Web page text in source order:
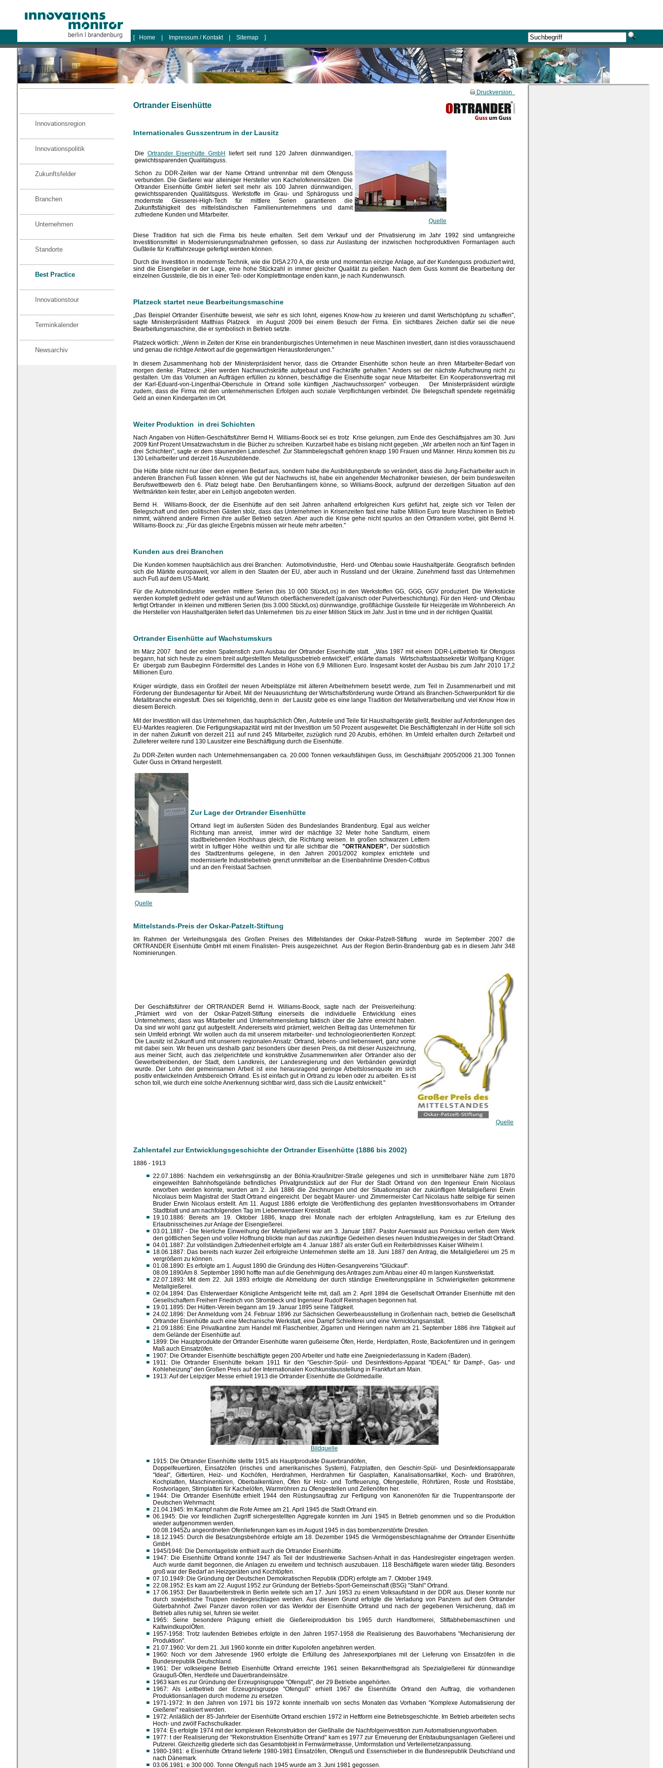
logo
[ Home Impressum / Kontakt Sitemap ]
Innovationsregion
Innovationspolitik
Zukunftsfelder
Branchen
Unternehmen
Standorte
Best Practice
Innovationstour
Terminkalender
Newsarchiv
Druckversion
Ortrander Eisenhütte
Internationales Gusszentrum in der Lausitz
Die Ortrander Eisenhütte GmbH
liefert seit rund 120 Jahren dünnwandigen,
gewichtssparenden Qualitätsguss.
Schon zu DDR-Zeiten war der Name Ortrand untrennbar mit dem Ofenguss
verbunden. Die Gießerei war alleiniger Hersteller von Kachelofeneinsätzen. Die
Ortrander Eisenhütte GmbH liefert seit mehr als 100 Jahren dünnwandigen,
gewichtssparenden Qualitätsguss. Werkstoffe im Grau- und Sphäroguss und
modernste Giesserei-High-Tech für mittlere Serien garantieren die
Zukunftsfähigkeit des mittelständischen Familienunternehmens und damit
zufriedene Kunden und Mitarbeiter.
Quelle
Diese Tradition hat sich die Firma bis heute erhalten. Seit dem Verkauf und der Privatisierung im Jahr 1992 sind umfangreiche
Investitionsmittel in Modernisierungsmaßnahmen geflossen, so dass zur Auslastung der inzwischen hochproduktiven Formanlagen auch
Gußteile für Kraftfahrzeuge gefertigt werden können.
Durch die Investition in modernste Technik, wie die DISA 270 A, die erste und momentan einzige Anlage, auf der Kundenguss produziert wird,
sind die Eisengießer in der Lage, eine hohe Stückzahl in immer gleicher Qualität zu gießen. Nach dem Guss kommt die Bearbeitung der
einzelnen Gussteile, die bis in einer Teil- oder Komplettmontage enden kann, je nach Kundenwunsch.
Platzeck startet neue Bearbeitungsmaschine
„Das Beispiel Ortrander Eisenhütte beweist, wie sehr es sich lohnt, eigenes Know-how zu kreieren und damit Wertschöpfung zu schaffen",
sagte Ministerpräsident Matthias Platzeck im August 2009 bei einem Besuch der Firma. Ein sichtbares Zeichen dafür sei die neue
Bearbeitungsmaschine, die er symbolisch in Betrieb setzte.
Platzeck wörtlich: „Wenn in Zeiten der Krise ein brandenburgisches Unternehmen in neue Maschinen investiert, dann ist dies vorausschauend
und genau die richtige Antwort auf die gegenwärtigen Herausforderungen."
In diesem Zusammenhang hob der Ministerpräsident hervor, dass die Ortrander Eisenhütte schon heute an ihren Mitarbeiter-Bedarf von
morgen denke. Platzeck: „Hier werden Nachwuchskräfte aufgebaut und Fachkräfte gehalten." Anders sei der nächste Aufschwung nicht zu
gestalten. Um das Volumen an Aufträgen erfüllen zu können, beschäftige die Eisenhütte sogar neue Mitarbeiter. Ein Kooperationsvertrag mit
der Karl-Eduard-von-Lingenthal-Oberschule in Ortrand solle künftigen „Nachwuchssorgen" vorbeugen. Der Ministerpräsident würdigte
zudem, dass die Firma mit den unternehmerischen Erfolgen auch soziale Verpflichtungen verbindet. Die Belegschaft spendete regelmäßig
Geld an einen Kindergarten im Ort.
Weiter Produktion in drei Schichten
Nach Angaben von Hütten-Geschäftsführer Bernd H. Williams-Boock sei es trotz Krise gelungen, zum Ende des Geschäftsjahres am 30. Juni
2009 fünf Prozent Umsatzwachstum in die Bücher zu schreiben. Kurzarbeit habe es bislang nicht gegeben. „Wir arbeiten noch an fünf Tagen in
drei Schichten", sagte er dem staunenden Landeschef. Zur Stammbelegschaft gehören knapp 190 Frauen und Männer. Hinzu kommen bis zu
130 Leiharbeiter und derzeit 16 Auszubildende.
Die Hütte bilde nicht nur über den eigenen Bedarf aus, sondern habe die Ausbildungsberufe so verändert, dass die Jung-Facharbeiter auch in
anderen Branchen Fuß fassen können. Wie gut der Nachwuchs ist, habe ein angehender Mechatroniker bewiesen, der beim bundesweiten
Berufswettbewerb den 6. Platz belegt habe. Den Berufsanfängern könne, so Williams-Boock, aufgrund der derzeitigen Situation auf den
Weltmärkten kein fester, aber ein Leihjob angeboten werden.
Bernd H. Williams-Boock, der die Eisenhütte auf den seit Jahren anhaltend erfolgreichen Kurs geführt hat, zeigte sich vor Teilen der
Belegschaft und den politischen Gästen stolz, dass das Unternehmen in Krisenzeiten fast eine halbe Million Euro teure Maschinen in Betrieb
nimmt, während andere Firmen ihre außer Betrieb setzen. Aber auch die Krise gehe nicht spurlos an den Ortrandern vorbei, gibt Bernd H.
Williams-Boock zu: „Für das gleiche Ergebnis müssen wir heute mehr arbeiten."
Kunden aus drei Branchen
Die Kunden kommen hauptsächlich aus drei Branchen: Automotivindustrie, Herd- und Ofenbau sowie Haushaltgeräte. Geografisch befinden
sich die Märkte europaweit, vor allem in den Staaten der EU, aber auch in Russland und der Ukraine. Zunehmend fasst das Unternehmen
auch Fuß auf dem US-Markt.
Für die Automobilindustrie werden mittlere Serien (bis 10 000 Stück/Los) in den Werkstoffen GG, GGG, GGV produziert. Die Werkstücke
werden komplett gedreht oder gefräst und auf Wunsch oberflächenveredelt (galvanisch oder Pulverbeschichtung). Für den Herd- und Ofenbau
fertigt Ortrander in kleinen und mittleren Serien (bis 3.000 Stück/Los) dünnwandige, großflächige Gussteile für Heizgeräte im Wohnbereich. An
die Hersteller von Haushaltgeräten liefert das Unternehmen bis zu einer Million Stück im Jahr. Just in time und in der richtigen Qualität.
Ortrander Eisenhütte auf Wachstumskurs
Im März 2007 fand der ersten Spatenstich zum Ausbau der Ortrander Eisenhütte statt. „Was 1987 mit einem DDR-Leitbetrieb für Ofenguss
begann, hat sich heute zu einem breit aufgestellten Metallgussbetrieb entwickelt", erklärte damals Wirtschaftsstaatssekretär Wolfgang Krüger.
Er übergab zum Baubeginn Fördermittel des Landes in Höhe von 6,9 Millionen Euro. Insgesamt kostet der Ausbau bis zum Jahr 2010 17,2
Millionen Euro.
Krüger würdigte, dass ein Großteil der neuen Arbeitsplätze mit älteren Arbeitnehmern besetzt werde, zum Teil in Zusammenarbeit und mit
Förderung der Bundesagentur für Arbeit. Mit der Neuausrichtung der Wirtschaftsförderung wurde Ortrand als Branchen-Schwerpunktort für die
Metallbranche eingestuft. Dies sei folgerichtig, denn in der Lausitz gebe es eine lange Tradition der Metallverarbeitung und viel Know How in
diesem Bereich.
Mit der Investition will das Unternehmen, das hauptsächlich Öfen, Autoteile und Teile für Haushaltsgeräte gießt, flexibler auf Anforderungen des
EU-Marktes reagieren. Die Fertigungskapazität wird mit der Investition um 50 Prozent ausgeweitet. Die Beschäftigtenzahl in der Hütte soll sich
in der nahen Zukunft von derzeit 211 auf rund 245 Mitarbeiter, zuzüglich rund 20 Azubis, erhöhen. Im Umfeld erhalten durch Zeitarbeit und
Zulieferer weitere rund 130 Lausitzer eine Beschäftigung durch die Eisenhütte.
Zu DDR-Zeiten wurden nach Unternehmensangaben ca. 20.000 Tonnen verkaufsfähigen Guss, im Geschäftsjahr 2005/2006 21.300 Tonnen
Guter Guss in Ortrand hergestellt.
Quelle
Zur Lage der Ortrander Eisenhütte
Ortrand liegt im äußersten Süden des Bundeslandes Brandenburg. Egal aus welcher
Richtung man anreist, immer wird der mächtige 32 Meter hohe Sandturm, einem
stadtbelebenden Hochhaus gleich, die Richtung weisen. In großen schwarzen Lettern
wirbt in luftiger Höhe weithin und für alle sichtbar die"ORTRANDER". Der südöstlich
des Stadtzentrums gelegene, in den Jahren 2001/2002 komplex errichtete und
modernisierte Industriebetrieb grenzt unmittelbar an die Eisenbahnlinie Dresden-Cottbus
und an den Freistaat Sachsen.
Mittelstands-Preis der Oskar-Patzelt-Stiftung
Im Rahmen der Verleihungsgala des Großen Preises des Mittelstandes der Oskar-Patzelt-Stiftung wurde im September 2007 die
ORTRANDER Eisenhütte GmbH mit einem Finalisten- Preis ausgezeichnet. Aus der Region Berlin-Brandenburg gab es in diesem Jahr 348
Nominierungen.
Der Geschäftsführer der ORTRANDER Bernd H. Williams-Boock, sagte nach der Preisverleihung:
„Prämiert wird von der Oskar-Patzelt-Stiftung einerseits die individuelle Entwicklung eines
Unternehmens; dass was Mitarbeiter und Unternehmensleitung faktisch über die Jahre erreicht haben.
Da sind wir wohl ganz gut aufgestellt. Andererseits wird prämiert, welchen Beitrag das Unternehmen für
sein Umfeld erbringt. Wir wollen auch da mit unserem mitarbeiter- und technologieorientierten Konzept:
Die Lausitz ist Zukunft und mit unserem regionalen Ansatz: Ortrand, lebens- und liebenswert, ganz vorne
mit dabei sein. Wir freuen uns deshalb ganz besonders über diesen Preis, da mit dieser Auszeichnung,
aus meiner Sicht, auch das zielgerichtete und konstruktive Zusammenwirken aller Ortrander also der
Gewerbetreibenden, der Stadt, dem Landkreis, der Landesregierung und den Verbänden gewürdigt
wurde. Der Lohn der gemeinsamen Arbeit ist eine herausragend geringe Arbeitslosenquote im sich
positiv entwickelnden Amtsbereich Ortrand. Es ist einfach gut in Ortrand zu leben oder zu arbeiten. Es ist
schon toll, wie durch eine solche Anerkennung sichtbar wird, dass sich die Lausitz entwickelt."
Quelle
Zahlentafel zur Entwicklungsgeschichte der Ortrander Eisenhütte (1886 bis 2002)
1886 - 1913
22.07.1886: Nachdem ein verkehrsgünstig an der Böhla-Kraußnitzer-Straße gelegenes und sich in unmittelbarer Nähe zum 1870
eingeweihten Bahnhofsgelände befindliches Privatgrundstück auf der Flur der Stadt Ortrand von den Ingenieur Erwin Nicolaus
erworben werden konnte, wurden am 2. Juli 1886 die Zeichnungen und der Situationsplan der zukünftigen Metallgießerei Erwin
Nicolaus beim Magistrat der Stadt Ortrand eingereicht. Der begabt Maurer- und Zimmermeister Carl Nicolaus hatte selbige für seinen
Bruder Erwin Nicolaus erstellt. Am 11. August 1886 erfolgte die Veröffentlichung des geplanten Investitionsvorhabens im Ortrander
Stadtblatt und am nachfolgenden Tag im Liebenwerdaer Kreisblatt.
19.10.1886: Bereits am 19. Oktober 1886, knapp drei Monate nach der erfolgten Antragstellung, kam es zur Erteilung des
Erlaubnisscheines zur Anlage der Eisengießerei.
03.01.1887 - Die feierliche Einweihung der Metallgießerei war am 3. Januar 1887. Pastor Auerswald aus Ponickau verlieh dem Werk
den göttlichen Segen und voller Hoffnung blickte man auf das zukünftige Gedeihen dieses neuen Industriezweiges in der Stadt Ortrand.
04.01.1887: Zur vollständigen Zufriedenheit erfolgte am 4. Januar 1887 als erster Guß ein Reiterbildnisses Kaiser Wilhelm I.
18.06.1887: Das bereits nach kurzer Zeit erfolgreiche Unternehmen stellte am 18. Juni 1887 den Antrag, die Metallgießerei um 25 m
vergrößern zu können.
01.08.1890: Es erfolgte am 1. August 1890 die Gründung des Hütten-Gesangvereins "Glückauf".
08.09.1890Am 8. September 1890 hoffte man auf die Genehmigung des Antrages zum Anbau einer 40 m langen Kunstwerkstatt.
22.07.1893: Mit dem 22. Juli 1893 erfolgte die Abmeldung der durch ständige Erweiterungspläne in Schwierigkeiten gekommene
Metallgießerei.
02.04.1894: Das Elsterwerdaer Königliche Amtsgericht teilte mit, daß am 2. April 1894 die Gesellschaft Ortrander Eisenhütte mit den
Gesellschaftern Freiherr Friedrich von Strombeck und Ingenieur Rudolf Reinshagen begonnen hat.
19.01.1895: Der Hütten-Verein begann am 19. Januar 1895 seine Tätigkeit.
24.02.1896: Der Anmeldung vom 24. Februar 1896 zur Sächsichen Gewerbeausstellung in Großenhain nach, betrieb die Gesellschaft
Ortrander Eisenhütte auch eine Mechanische Werkstatt, eine Dampf Schleiferei und eine Vernicklungsanstalt.
21.09.1886: Eine Privatkantine zum Handel mit Flaschenbier, Zigarren und Heringen nahm am 21. September 1886 ihre Tätigkeit auf
dem Gelände der Eisenhütte auf.
1899: Die Hauptprodukte der Ortrander Eisenhütte waren gußeiserne Öfen, Herde, Herdplatten, Roste, Backofentüren und in geringem
Maß auch Einsatzöfen.
1907: Die Ortrander Eisenhütte beschäftigte gegen 200 Arbeiter und hatte eine Zweigniederlassung in Kadern (Baden).
1911: Die Ortrander Eisenhütte bekam 1911 für den "Geschirr-Spül- und Desinfektions-Apparat "IDEAL" für Dampf-, Gas- und
Kohleheizung" den Großen Preis auf der Internationalen Kochkunstausstellung in Frankfurt am Main.
1913: Auf der Leipziger Messe erhielt 1913 die Ortrander Eisenhütte die Goldmedaille.
Bildquelle
1915: Die Ortrander Eisenhütte stellte 1915 als Hauptprodukte Dauerbrandöfen,
Doppelfeuertüren, Einsatzöfen (irisches und amerikanisches System), Falzplatten, den Geschirr-Spül- und Desinfektionsapparate
"Ideal", Gittertüren, Heiz- und Kochöfen, Herdrahmen, Herdrahmen für Gasplatten, Kanalisationsartikel, Koch- und Bratröhren,
Kochplatten, Maschinentüren, Oberbalkentüren, Öfen für Holz- und Torffeuerung, Ofengestelle, Röhrtüren, Roste und Roststäbe,
Rostvorlagen, Stirnplatten für Kachelöfen, Warmröhren zu Ofengestellen und Zellenöfen her.
1944: Die Ortrander Eisenhütte erhielt 1944 den Rüstungsauftrag zur Fertigung von Kanonenöfen für die Truppentransporte der
Deutschen Wehrmacht.
21.04.1945: Im Kampf nahm die Rote Armee am 21. April 1945 die Stadt Ortrand ein.
06.1945: Die vor feindlichen Zugriff sichergestellten Aggregate konnten im Juni 1945 in Betrieb genommen und so die Produktion
wieder aufgenommen werden.
00.08.1945Zu angeordneten Ofenlieferungen kam es im August 1945 in das bombenzerstörte Dresden.
18.12.1945: Durch die Besatzungsbehörde erfolgte am 18. Dezember 1945 die Vermögensbeschlagnahme der Ortrander Eisenhütte
GmbH.
1945/1946: Die Demontageliste enthielt auch die Ortrander Eisenhütte.
1947: Die Eisenhütte Ortrand konnte 1947 als Teil der Industriewerke Sachsen-Anhalt in das Handeslregister eingetragen werden.
Auch wurde damit begonnen, die Anlagen zu erweitem und technisch auszubauen. 118 Beschäftigete waren wieder tätig. Besonders
groß war der Bedarf an Heizgeräten und Kochtöpfen.
07.10.1949: Die Gründung der Deutschen Demokratischen Republik (DDR) erfolgte am 7. Oktober 1949.
22.08.1952: Es kam am 22. August 1952 zur Gründung der Betriebs-Sport-Gemeinschaft (BSG) "Stahl" Ortrand.
17.06.1953: Der Bauarbeiterstreik in Berlin weitete sich am 17. Juni 1953 zu einem Volksaufstand in der DDR aus. Dieser konnte nur
durch sowjetische Truppen niedergeschlagen werden. Aus diesem Grund erfolgte die Verladung von Panzern auf dem Ortrander
Güterbahnhof. Zwei Panzer davon rollen vor das Werktor der Eisenhütte Ortrand und nach der gegebenen Versicherung, daß im
Betrieb alles ruhig sei, fuhren sie weiter.
1965: Seine besondere Prägung erhielt die Gießereiproduktion bis 1965 durch Handformerei, Stiftabhebemaschinen und
KaltwindkupolÖfen.
1957-1958: Trotz laufenden Betriebes erfolgte in den Jahren 1957-1958 die Realisierung des Bauvorhabens "Mechanisierung der
Produktion".
21.07.1960: Vor dem 21. Juli 1960 konnte ein dritter Kupolofen angefahren werden.
1960: Noch vor dem Jahresende 1960 erfolgte die Erfüllung des Jahresexportplanes mit der Lieferung von Einsatzöfen in die
Bundesrepublik Deutschland.
1961: Der volkseigene Betrieb Eisenhütte Ortrand erreichte 1961 seinen Bekanntheitsgrad als Spezialgießerei für dünnwandige
Grauguß-Öfen, Herdteile und Dauerbrandeinsätze.
1963 kam es zur Gründung der Erzeugnisgruppe "Ofenguß", der 29 Betriebe angehörten.
1967: Als Leitbetrieb der Erzeugnisgruppe "Ofenguß" erhielt 1967 die Eisenhütte Ortrand den Auftrag, die vorhandenen
Produktionsanlagen durch moderne zu ersetzen.
1971-1972: In den Jahren von 1971 bis 1972 konnte innerhalb von sechs Monaten das Vorhaben "Komplexe Automatisierung der
Gießerei" realisiert werden.
1972: Anläßlich der 85-Jahrfeier der Eisenhütte Ortrand erschien 1972 in Heftform eine Betriebsgeschichte. Im Betrieb arbeiteten sechs
Hoch- und zwölf Fachschulkader.
1974: Es erfolgte 1974 mit der komplexen Rekonstruktion der Gießhalle die Nachfolgeinvestition zum Automatisierungsvorhaben.
1977: t der Realisierung der "Rekonstruktion Eisenhütte Ortrand" kam es 1977 zur Erneuerung der Entstaubungsanlagen Gießerei und
Putzerei. Gleichzeitig gliederte sich das Gesamtobjekt in Fernwärmetrasse, Umformstation und Verteilernetzanpassung.
1980-1981: e Eisenhütte Ortrand lieferte 1980-1981 Einsatzöfen, Ofenguß und Essenschieber in die Bundesrepublik Deutschland und
nach Dänemark.
03.06.1981: e 300 000. Tonne Ofenguß nach 1945 wurde am 3. Juni 1981 gegossen.